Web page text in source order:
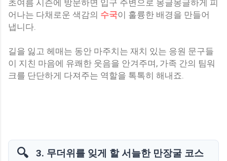
초여름 시즌에 방문하면 입구 주변으로 몽글몽글하게 피
어나는 다채로운 색감의 수국이 훌륭한 배경을 만들어
냅니다.
길을 잃고 헤매는 동안 마주치는 재치 있는 응원 문구들
이 지친 마음에 유쾌한 웃음을 안겨주며, 가족 간의 팀워
크를 단단하게 다져주는 역할을 톡톡히 해내죠.
🔍 3. 무더위를 잊게 할 서늘한 만장굴 코스